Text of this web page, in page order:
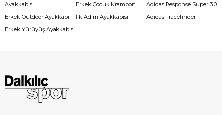
Ayakkabısı
Erkek Outdoor Ayakkabı
Erkek Yürüyüş Ayakkabısı
Erkek Çocuk Krampon
İlk Adım Ayakkabısı
Adidas Response Super 3.0
Adidas Tracefinder